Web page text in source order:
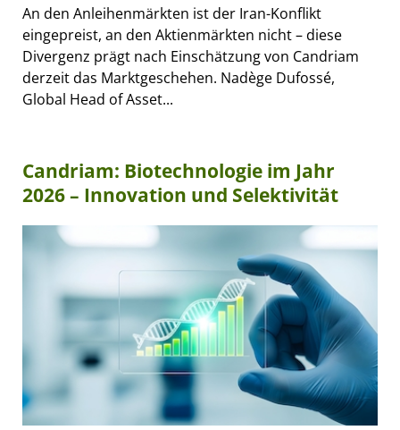
An den Anleihenmärkten ist der Iran-Konflikt
eingepreist, an den Aktienmärkten nicht – diese
Divergenz prägt nach Einschätzung von Candriam
derzeit das Marktgeschehen. Nadège Dufossé,
Global Head of Asset...
Candriam: Biotechnologie im Jahr
2026 – Innovation und Selektivität